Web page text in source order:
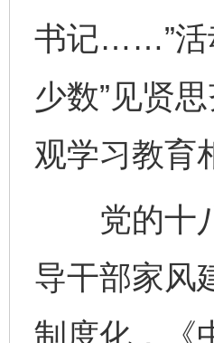
书记……”活
少数”见贤
观学习教育
党的十八
导干部家风
制度化，《